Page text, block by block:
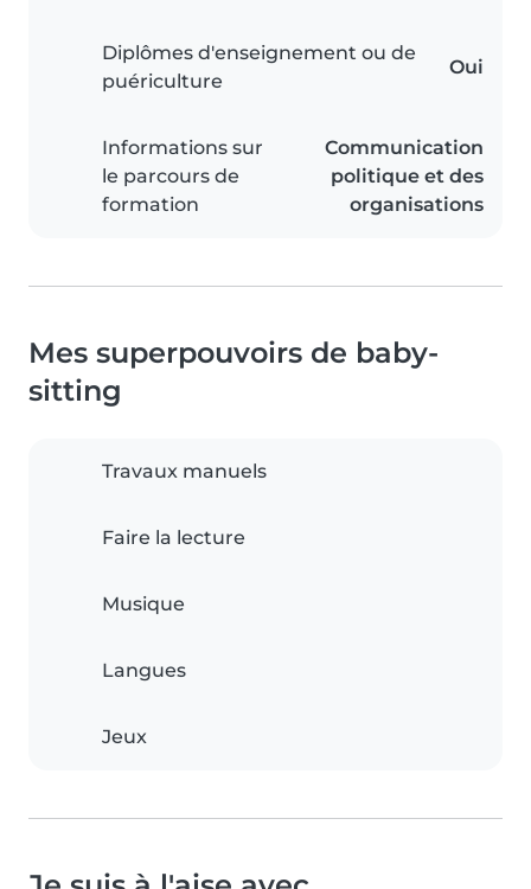
Diplômes d'enseignement ou de
puériculture
Oui
Informations sur
le parcours de
formation
Communication
politique et des
organisations
Mes superpouvoirs de baby-
sitting
Travaux manuels
Faire la lecture
Musique
Langues
Jeux